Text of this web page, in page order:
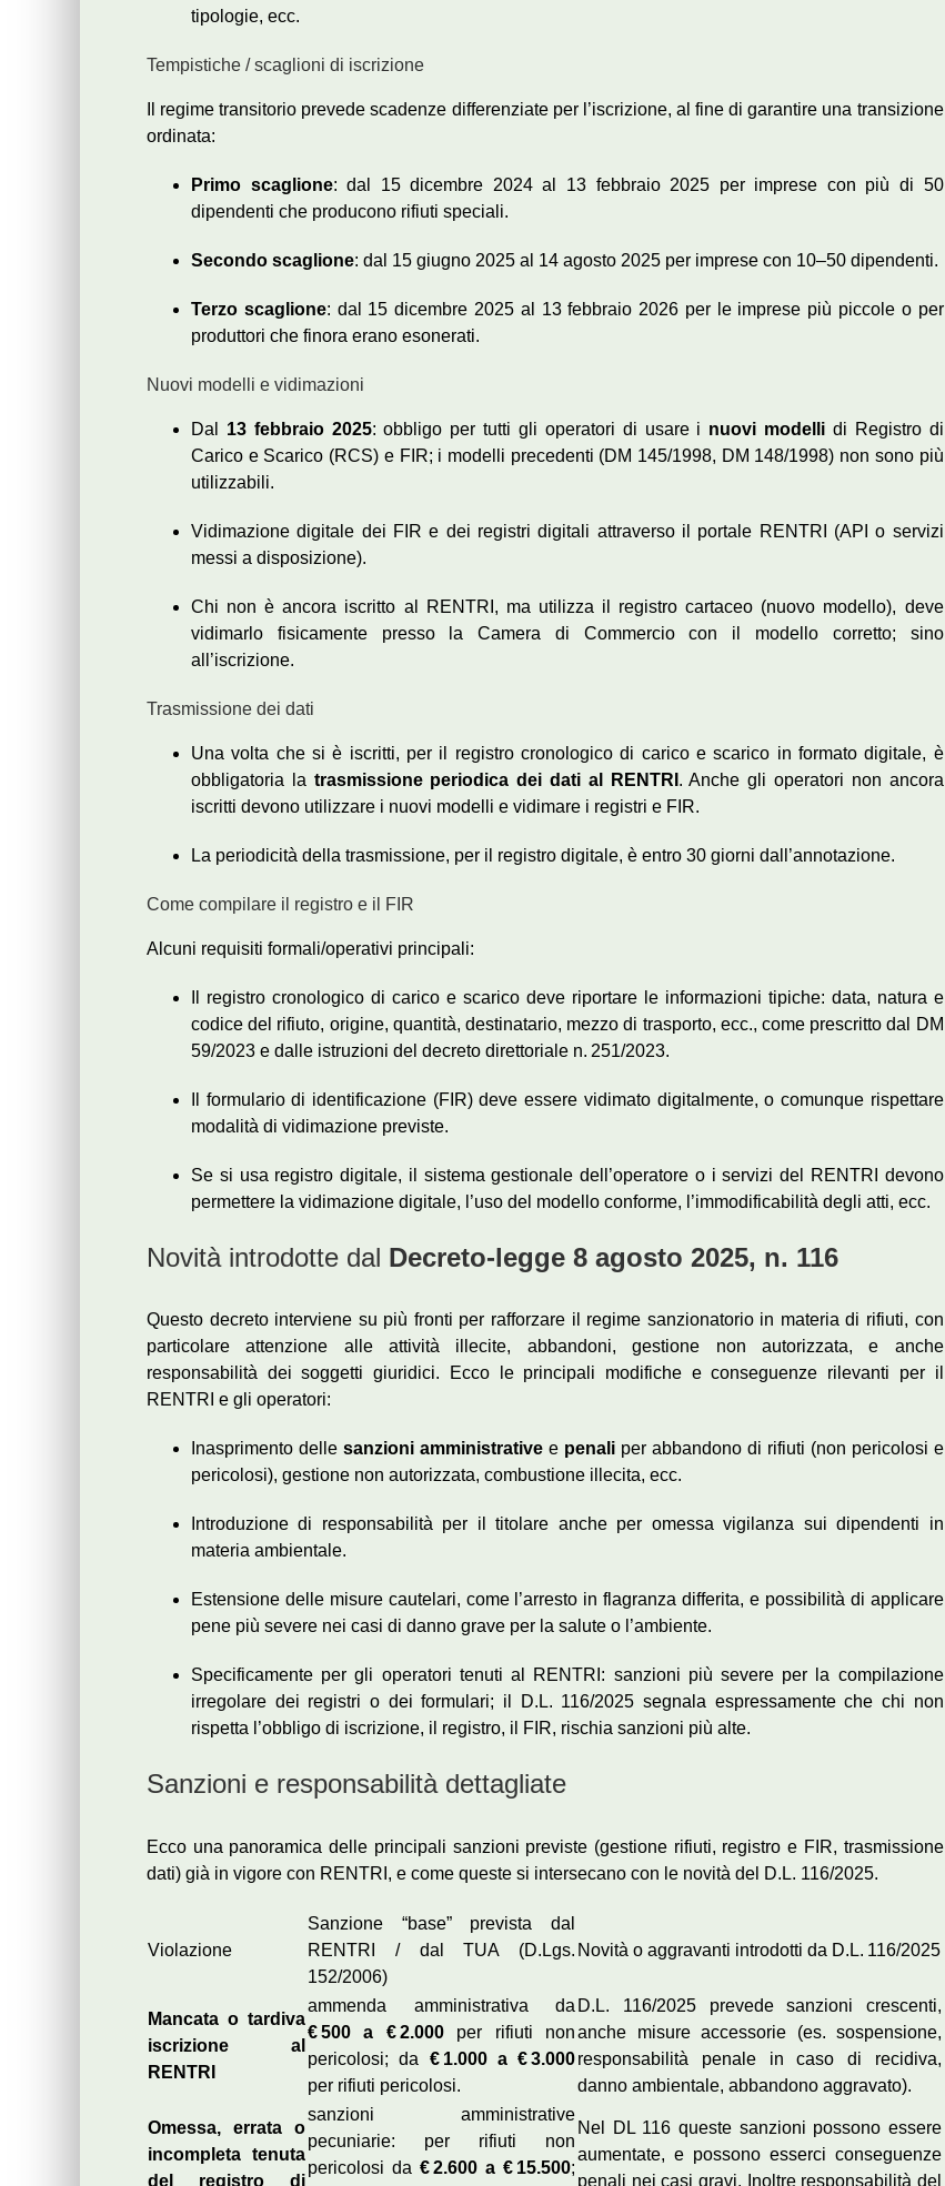
tipologie, ecc.
Tempistiche / scaglioni di iscrizione
Il regime transitorio prevede scadenze differenziate per l’iscrizione, al fine di garantire una transizione
ordinata:
Primo scaglione: dal 15 dicembre 2024 al 13 febbraio 2025 per imprese con più di 50
dipendenti che producono rifiuti speciali.
Secondo scaglione: dal 15 giugno 2025 al 14 agosto 2025 per imprese con 10–50 dipendenti.
Terzo scaglione: dal 15 dicembre 2025 al 13 febbraio 2026 per le imprese più piccole o per
produttori che finora erano esonerati.
Nuovi modelli e vidimazioni
Dal 13 febbraio 2025: obbligo per tutti gli operatori di usare i nuovi modelli di Registro di
Carico e Scarico (RCS) e FIR; i modelli precedenti (DM 145/1998, DM 148/1998) non sono più
utilizzabili.
Vidimazione digitale dei FIR e dei registri digitali attraverso il portale RENTRI (API o servizi
messi a disposizione).
Chi non è ancora iscritto al RENTRI, ma utilizza il registro cartaceo (nuovo modello), deve
vidimarlo fisicamente presso la Camera di Commercio con il modello corretto; sino
all’iscrizione.
Trasmissione dei dati
Una volta che si è iscritti, per il registro cronologico di carico e scarico in formato digitale, è
obbligatoria la trasmissione periodica dei dati al RENTRI . Anche gli operatori non ancora
iscritti devono utilizzare i nuovi modelli e vidimare i registri e FIR.
La periodicità della trasmissione, per il registro digitale, è entro 30 giorni dall’annotazione.
Come compilare il registro e il FIR
Alcuni requisiti formali/operativi principali:
Il registro cronologico di carico e scarico deve riportare le informazioni tipiche: data, natura e
codice del rifiuto, origine, quantità, destinatario, mezzo di trasporto, ecc., come prescritto dal DM
59/2023 e dalle istruzioni del decreto direttoriale n. 251/2023.
Il formulario di identificazione (FIR) deve essere vidimato digitalmente, o comunque rispettare
modalità di vidimazione previste.
Se si usa registro digitale, il sistema gestionale dell’operatore o i servizi del RENTRI devono
permettere la vidimazione digitale, l’uso del modello conforme, l’immodificabilità degli atti, ecc.
Novità introdotte dal Decreto‑legge 8 agosto 2025, n. 116
Questo decreto interviene su più fronti per rafforzare il regime sanzionatorio in materia di rifiuti, con
particolare attenzione alle attività illecite, abbandoni, gestione non autorizzata, e anche
responsabilità dei soggetti giuridici. Ecco le principali modifiche e conseguenze rilevanti per il
RENTRI e gli operatori:
Inasprimento delle sanzioni amministrativee penaliper abbandono di rifiuti (non pericolosi e
pericolosi), gestione non autorizzata, combustione illecita, ecc.
Introduzione di responsabilità per il titolare anche per omessa vigilanza sui dipendenti in
materia ambientale.
Estensione delle misure cautelari, come l’arresto in flagranza differita, e possibilità di applicare
pene più severe nei casi di danno grave per la salute o l’ambiente.
Specificamente per gli operatori tenuti al RENTRI: sanzioni più severe per la compilazione
irregolare dei registri o dei formulari; il D.L. 116/2025 segnala espressamente che chi non
rispetta l’obbligo di iscrizione, il registro, il FIR, rischia sanzioni più alte.
Sanzioni e responsabilità dettagliate
Ecco una panoramica delle principali sanzioni previste (gestione rifiuti, registro e FIR, trasmissione
dati) già in vigore con RENTRI, e come queste si intersecano con le novità del D.L. 116/2025.
Violazione
Sanzione “base” prevista dal
RENTRI / dal TUA (D.Lgs.
152/2006)
Novità o aggravanti introdotti da D.L. 116/2025
Mancata o tardiva
iscrizione al
RENTRI
ammenda amministrativa da
€ 500 a € 2.000per rifiuti non
pericolosi; da € 1.000 a € 3.000
per rifiuti pericolosi.
D.L. 116/2025 prevede sanzioni crescenti,
anche misure accessorie (es. sospensione,
responsabilità penale in caso di recidiva,
danno ambientale, abbandono aggravato).
Omessa, errata o
incompleta tenuta
del registro di
sanzioni amministrative
pecuniarie: per rifiuti non
pericolosi da € 2.600 a € 15.500;
Nel DL 116 queste sanzioni possono essere
aumentate, e possono esserci conseguenze
penali nei casi gravi. Inoltre responsabilità del